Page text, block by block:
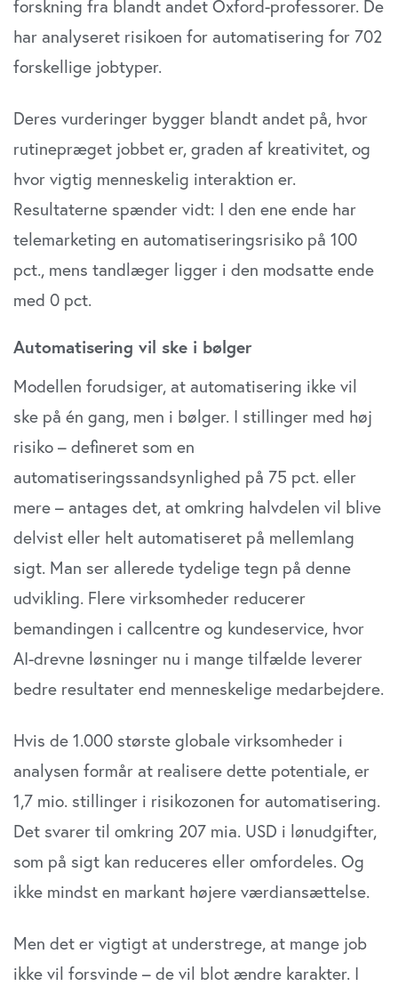
forskning fra blandt andet Oxford-professorer. De
har analyseret risikoen for automatisering for 702
forskellige jobtyper.
Deres vurderinger bygger blandt andet på, hvor
rutinepræget jobbet er, graden af kreativitet, og
hvor vigtig menneskelig interaktion er.
Resultaterne spænder vidt: I den ene ende har
telemarketing en automatiseringsrisiko på 100
pct., mens tandlæger ligger i den modsatte ende
med 0 pct.
Automatisering vil ske i bølger
Modellen forudsiger, at automatisering ikke vil
ske på én gang, men i bølger. I stillinger med høj
risiko – defineret som en
automatiseringssandsynlighed på 75 pct. eller
mere – antages det, at omkring halvdelen vil blive
delvist eller helt automatiseret på mellemlang
sigt. Man ser allerede tydelige tegn på denne
udvikling. Flere virksomheder reducerer
bemandingen i callcentre og kundeservice, hvor
AI-drevne løsninger nu i mange tilfælde leverer
bedre resultater end menneskelige medarbejdere.
Hvis de 1.000 største globale virksomheder i
analysen formår at realisere dette potentiale, er
1,7 mio. stillinger i risikozonen for automatisering.
Det svarer til omkring 207 mia. USD i lønudgifter,
som på sigt kan reduceres eller omfordeles. Og
ikke mindst en markant højere værdiansættelse.
Men det er vigtigt at understrege, at mange job
ikke vil forsvinde – de vil blot ændre karakter. I